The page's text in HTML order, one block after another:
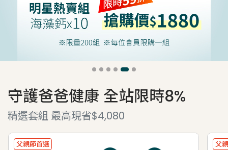
守護爸爸健康 全站限時8%
精選套組 最高現省$4,080
父親節首選
父